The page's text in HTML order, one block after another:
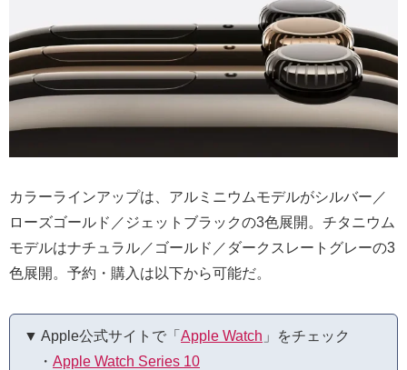
カラーラインアップは、アルミニウムモデルがシルバー／
ローズゴールド／ジェットブラックの3色展開。チタニウム
モデルはナチュラル／ゴールド／ダークスレートグレーの3
色展開。予約・購入は以下から可能だ。
▼ Apple公式サイトで「 Apple Watch 」をチェック
・ Apple Watch Series 10